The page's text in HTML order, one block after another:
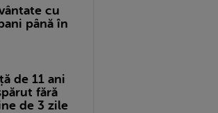
cu
până în
de 11 ani
fără
de 3 zile